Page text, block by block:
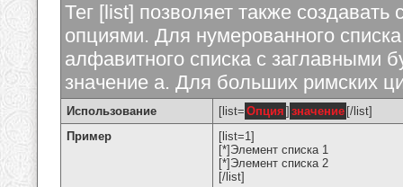
Тег [list] позволяет также
опциями. Для нумерованного
алфавитного списка с заглавными
значение а. Для больших римских
Использование [list= Опция ] значение [/list]
Пример
[list=1]
[*]Элемент списка 1
[*]Элемент списка 2
[/list]